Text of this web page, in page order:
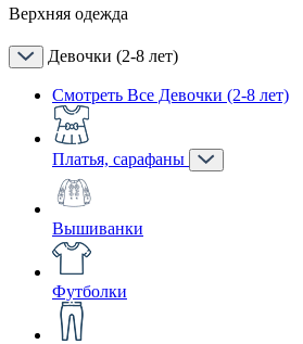
Верхняя одежда
Девочки (2-8 лет)
Смотреть Все Девочки (2-8 лет)
Платья, сарафаны
Вышиванки
Футболки